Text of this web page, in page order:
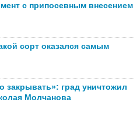
с припосевным внесением
сорт оказался самым
закрывать»: град уничтожил
Молчанова